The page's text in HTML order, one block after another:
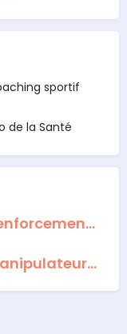
sportif
de la Santé
Renforcement musculaire
Manipulateur en radiologie